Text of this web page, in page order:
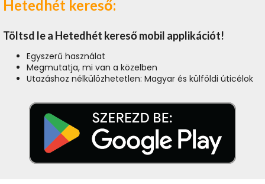
Hetedhét kereső:
Töltsd le a Hetedhét kereső mobil applikációt!
Egyszerű használat
Megmutatja, mi van a közelben
Utazáshoz nélkülözhetetlen: Magyar és külföldi úticélok